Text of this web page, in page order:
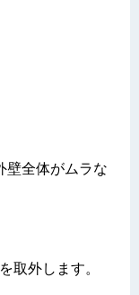
壁全体がムラな
取外します。